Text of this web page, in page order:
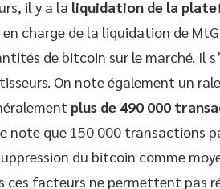
il y a la liquidation de la
charge de la liquidation de
de bitcoin sur le marché. Il
On note également un
plus de 490 000
note que 150 000 transactions
du bitcoin comme
ces facteurs ne permettent pas